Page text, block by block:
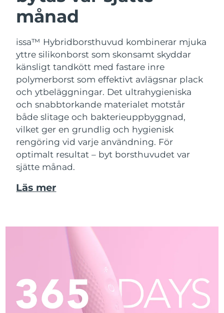
månad
issa™ Hybridborsthuvud kombinerar mjuka
yttre silikonborst som skonsamt skyddar
känsligt tandkött med fastare inre
polymerborst som effektivt avlägsnar plack
och ytbeläggningar. Det ultrahygieniska
och snabbtorkande materialet motstår
både slitage och bakterieuppbyggnad,
vilket ger en grundlig och hygienisk
rengöring vid varje användning. För
optimalt resultat – byt borsthuvudet var
sjätte månad.
Läs mer